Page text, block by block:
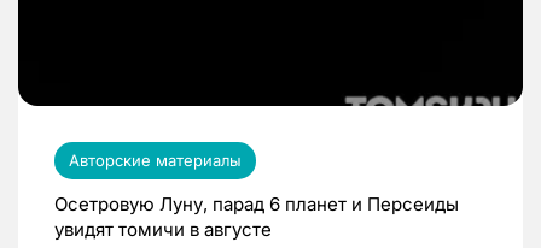
Авторские материалы
Осетровую Луну, парад 6 планет и Персеиды
увидят томичи в августе